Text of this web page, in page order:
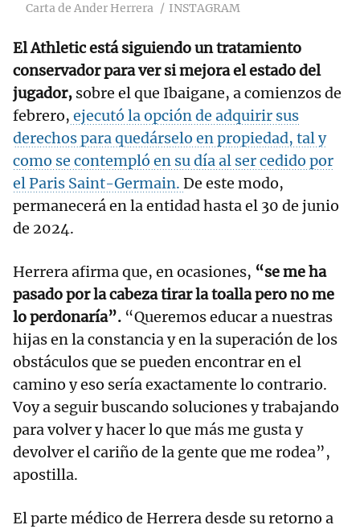
Carta de Ander Herrera INSTAGRAM
El Athletic está siguiendo un tratamiento
conservador para ver si mejora el estado del
jugador, sobre el que Ibaigane, a comienzos de
febrero, ejecutó la opción de adquirir sus
derechos para quedárselo en propiedad, tal y
como se contempló en su día al ser cedido por
el Paris Saint-Germain. De este modo,
permanecerá en la entidad hasta el 30 de junio
de 2024.
Herrera afirma que, en ocasiones, “se me ha
pasado por la cabeza tirar la toalla pero no me
lo perdonaría”. “Queremos educar a nuestras
hijas en la constancia y en la superación de los
obstáculos que se pueden encontrar en el
camino y eso sería exactamente lo contrario.
Voy a seguir buscando soluciones y trabajando
para volver y hacer lo que más me gusta y
devolver el cariño de la gente que me rodea”,
apostilla.
El parte médico de Herrera desde su retorno a